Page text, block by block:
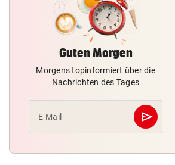
Guten Morgen
Morgens topinformiert über die
Nachrichten des Tages
E-Mail send